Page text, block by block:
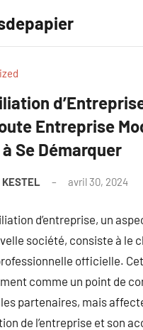
Entreprise
Se Démarquer
avril 30, 2024
d’entreprise, un
société, consiste à le
officielle.
comme un point de
partenaires, mais
de l’entreprise et son